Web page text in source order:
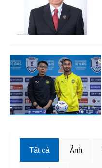
Tất cả Ảnh